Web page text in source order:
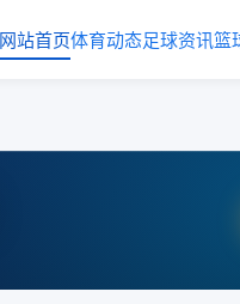
网站首页体育动态足球资讯篮